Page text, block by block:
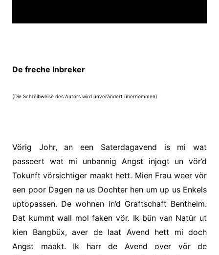
De freche Inbreker
(Die Schreibweise des Autors wird unverändert übernommen)
Vörig Johr, an een Saterdagavend is mi wat
passeert wat mi unbannig Angst injogt un vör’d
Tokunft vörsichtiger maakt hett. Mien Frau weer vör
een poor Dagen na us Dochter hen um up us Enkels
uptopassen. De wohnen in’d Graftschaft Bentheim.
Dat kummt wall mol faken vör. Ik bün van Natür ut
kien Bangbüx, aver de laat Avend hett mi doch
Angst maakt. Ik harr de Avend over vör de